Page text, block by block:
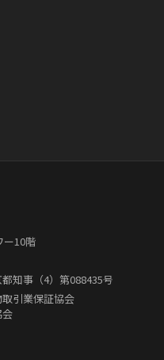
ー10階
知事（4）第088435号
引業保証協会